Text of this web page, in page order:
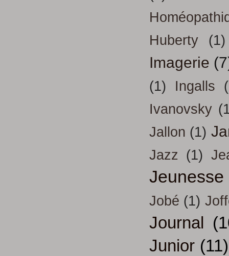
Huberty
(1)
Imagerie
(1) Ingalls
Ivanovsky
Jallon (1)
Jazz (1)
Jeunesse
Jobé (1)
Journal
Junior (11)